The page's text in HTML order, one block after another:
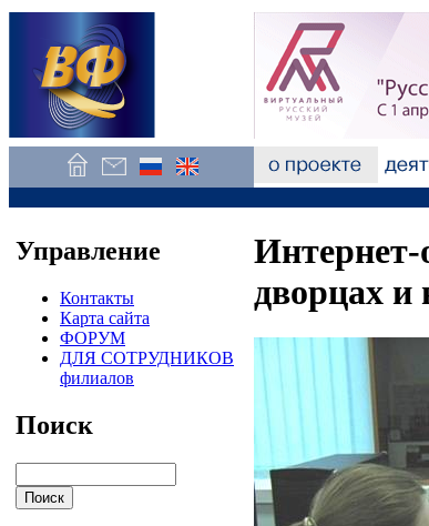
Управление
Контакты
Карта сайта
ФОРУМ
ДЛЯ СОТРУДНИКОВ
филиалов
Поиск
дворцах и